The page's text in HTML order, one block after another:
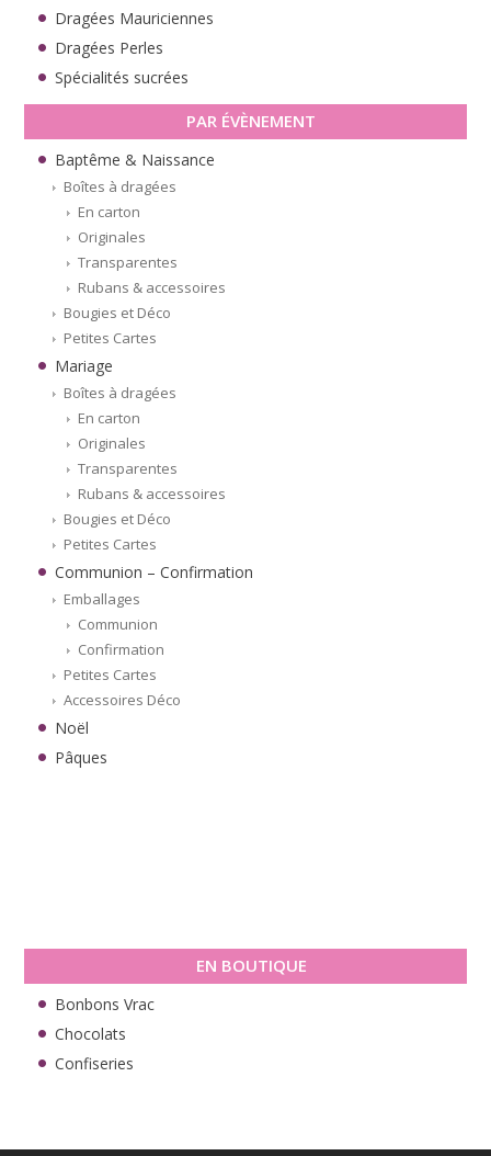
Dragées Mauriciennes
Dragées Perles
Spécialités sucrées
PAR ÉVÈNEMENT
Baptême & Naissance
Boîtes à dragées
En carton
Originales
Transparentes
Rubans & accessoires
Bougies et Déco
Petites Cartes
Mariage
Boîtes à dragées
En carton
Originales
Transparentes
Rubans & accessoires
Bougies et Déco
Petites Cartes
Communion – Confirmation
Emballages
Communion
Confirmation
Petites Cartes
Accessoires Déco
Noël
Pâques
EN BOUTIQUE
Bonbons Vrac
Chocolats
Confiseries